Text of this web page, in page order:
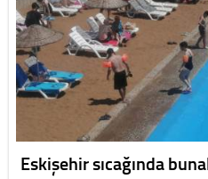
Eskişehir sıcağında